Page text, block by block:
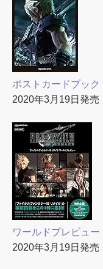
ポストカードブック
2020年3月19日発売
ワールドプレビュー
2020年3月19日発売